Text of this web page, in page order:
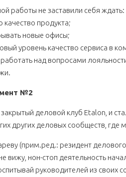
работы не заставили себя ждать:
продукта;
новые офисы;
уровень качество сервиса в
над вопросами
№2
закрытый деловой клуб Etalon, и
других деловых сообществ, где
(прим.ред.: резидент
вижу, нон-стоп деятельность
руководителей из своих